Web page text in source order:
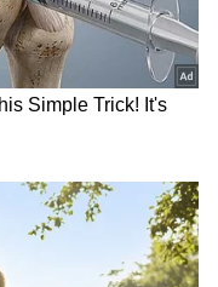
తీసుకున్నారు.